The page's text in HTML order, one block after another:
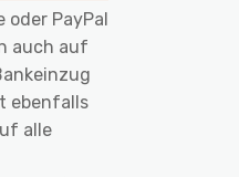
oder PayPal
auch auf
ebenfalls
alle